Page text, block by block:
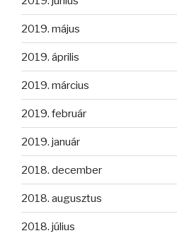
2019. május
2019. április
2019. március
2019. február
2019. január
2018. december
2018. augusztus
2018. július